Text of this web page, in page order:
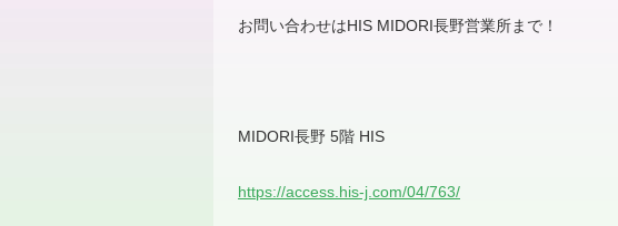
お問い合わせはHIS MIDORI長野営業所まで！
MIDORI長野 5階 HIS
https://access.his-j.com/04/763/